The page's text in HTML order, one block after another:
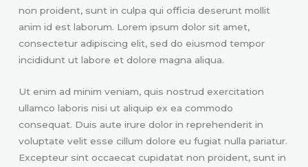
non proident, sunt in culpa qui officia deserunt mollit
anim id est laborum. Lorem ipsum dolor sit amet,
consectetur adipiscing elit, sed do eiusmod tempor
incididunt ut labore et dolore magna aliqua.
Ut enim ad minim veniam, quis nostrud exercitation
ullamco laboris nisi ut aliquip ex ea commodo
consequat. Duis aute irure dolor in reprehenderit in
voluptate velit esse cillum dolore eu fugiat nulla pariatur.
Excepteur sint occaecat cupidatat non proident, sunt in